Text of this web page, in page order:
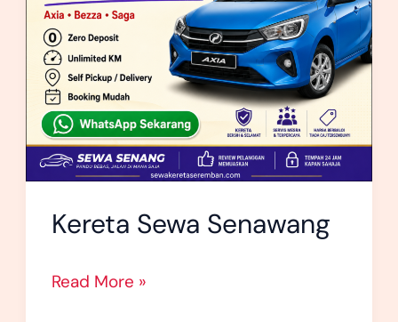
Kereta Sewa Senawang
Read More »